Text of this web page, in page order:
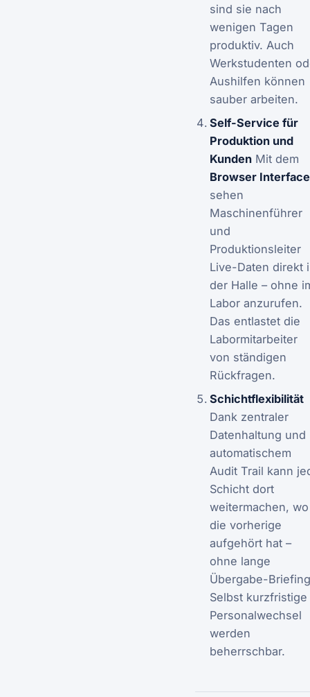
sind sie nach
wenigen Tagen
produktiv. Auch
Werkstudenten
Aushilfen können
sauber arbeiten.
Self-Service für
Produktion und
KundenMit dem
Browser Interface
sehen
Maschinenführer
und
Produktionsleiter
Live-Daten direkt
der Halle – ohne
Labor anzurufen.
Das entlastet die
Labormitarbeiter
von ständigen
Rückfragen.
Schichtflexibilität
Dank zentraler
Datenhaltung und
automatischem
Audit Trail kann
Schicht dort
weitermachen, wo
die vorherige
aufgehört hat –
ohne lange
Übergabe-
Selbst kurzfristige
Personalwechsel
werden
beherrschbar.